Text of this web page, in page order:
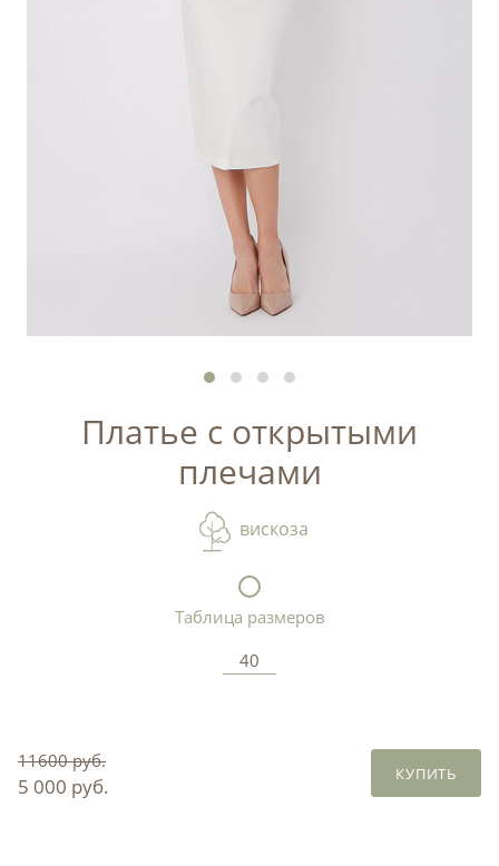
Платье с открытыми
плечами
вискоза
Таблица размеров
40
11600 руб.
5 000 руб. КУПИТЬ